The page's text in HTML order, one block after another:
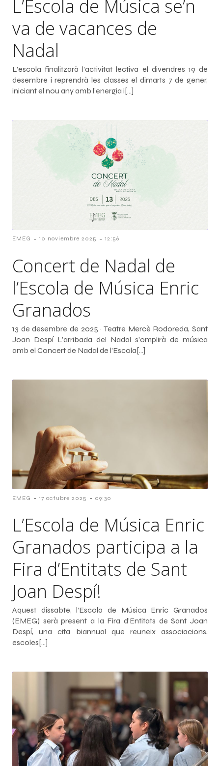
L’Escola de Música se’n
va de vacances de
Nadal
L’escola finalitzarà l’activitat lectiva el divendres 19 de
desembre i reprendrà les classes el dimarts 7 de gener,
iniciant el nou any amb l’energia i[…]
EMEG - 10 noviembre 2025 - 12:56
Concert de Nadal de
l’Escola de Música Enric
Granados
13 de desembre de 2025 · Teatre Mercè Rodoreda, Sant
Joan Despí L’arribada del Nadal s’omplirà de música
amb el Concert de Nadal de l’Escola[…]
EMEG - 17 octubre 2025 - 09:30
L’Escola de Música Enric
Granados participa a la
Fira d’Entitats de Sant
Joan Despí!
Aquest dissabte, l’Escola de Música Enric Granados
(EMEG) serà present a la Fira d’Entitats de Sant Joan
Despí, una cita biannual que reuneix associacions,
escoles[…]